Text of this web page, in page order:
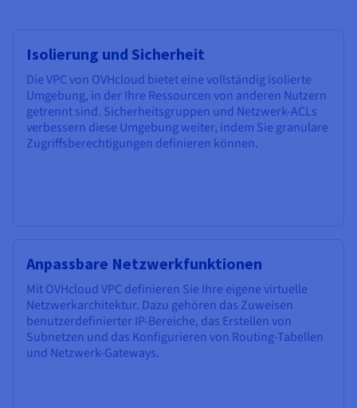
Isolierung und Sicherheit
Die VPC von OVHcloud bietet eine vollständig isolierte
Umgebung, in der Ihre Ressourcen von anderen Nutzern
getrennt sind. Sicherheitsgruppen und Netzwerk-ACLs
verbessern diese Umgebung weiter, indem Sie granulare
Zugriffsberechtigungen definieren können.
Anpassbare Netzwerkfunktionen
Mit OVHcloud VPC definieren Sie Ihre eigene virtuelle
Netzwerkarchitektur. Dazu gehören das Zuweisen
benutzerdefinierter IP-Bereiche, das Erstellen von
Subnetzen und das Konfigurieren von Routing-Tabellen
und Netzwerk-Gateways.